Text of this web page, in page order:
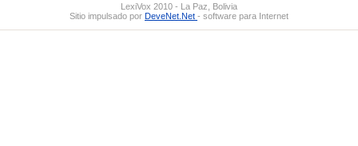
LexiVox 2010 - La Paz, Bolivia
Sitio impulsado por DeveNet.Net - software para Internet